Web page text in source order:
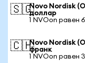
🇸🇬Novo Nordisk
доллар
1 NVOon равен
🇨🇭Novo Nordisk
франк
1 NVOon равен